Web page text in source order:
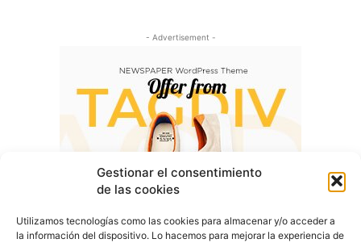
Gestionar el consentimiento
de las cookies
Utilizamos tecnologías como las cookies para almacenar y/o acceder a
la información del dispositivo. Lo hacemos para mejorar la experiencia de
- Advertisement -